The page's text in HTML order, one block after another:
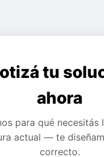
tu
ahora
para qué necesitás
actual — te
correcto.